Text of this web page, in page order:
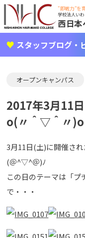
"即戦力"を
学校法人い
西日
スタッフブログ・
オープンキャンパス
2017年3月11
o(〃＾▽＾〃)o
3月11日(土)に開催さ
(＠^▽^＠)ﾉ
この日のテーマは「プ
で・・・